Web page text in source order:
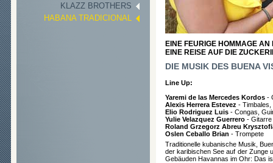
KLAZZ BROTHERS
HABANA TRADICIONAL
EINE FEURIGE HOMMAGE
EINE REISE AUF DIE
DIE MUSIK DES BUENA
Line Up:
Yaremi de las Mercedes Kordos-
Alexis Herrera Estevez - Timbales,
Elio Rodriguez Luis- Congas,
Yulie Velazquez Guerrero- Gitarre
Roland Grzegorz Abreu
Oslen Ceballo Brian - Trompete
Traditionelle kubanische Musik,
der karibischen See auf der Zunge
Gebäuden Havannas im Ohr: Das